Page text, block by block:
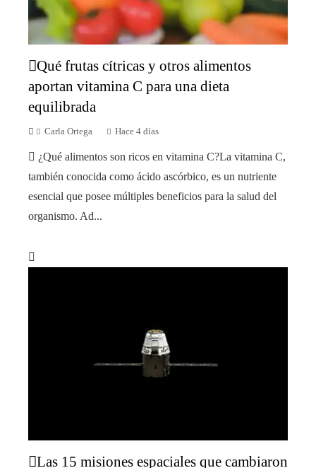
Qué frutas cítricas y otros alimentos
aportan vitamina C para una dieta
equilibrada
Carla Ortega Hace 4 días
¿Qué alimentos son ricos en vitamina C?La vitamina C,
también conocida como ácido ascórbico, es un nutriente
esencial que posee múltiples beneficios para la salud del
organismo. Ad...
Las 15 misiones espaciales que cambiaron